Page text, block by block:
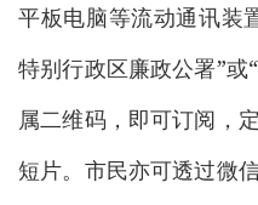
平板电脑等流动通讯装
特别行政区廉政公署”或
属二维码，即可订阅，
短片。市民亦可透过微